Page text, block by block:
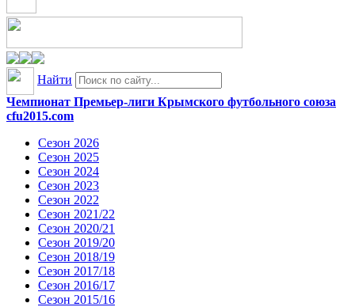
Найти
Чемпионат Премьер-лиги Крымского футбольного союза
cfu2015.com
Сезон 2026
Сезон 2025
Сезон 2024
Сезон 2023
Сезон 2022
Сезон 2021/22
Сезон 2020/21
Сезон 2019/20
Сезон 2018/19
Сезон 2017/18
Сезон 2016/17
Сезон 2015/16